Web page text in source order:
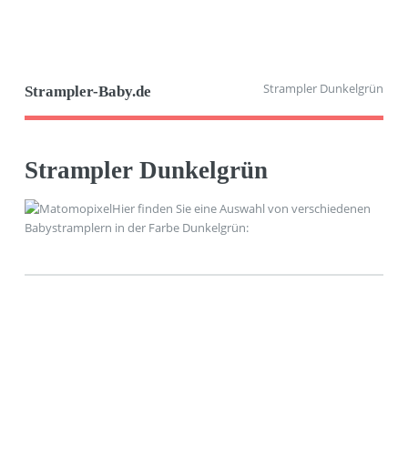
Strampler-Baby.de Strampler Dunkelgrün
Strampler Dunkelgrün
Hier finden Sie eine Auswahl von verschiedenen
Babystramplern in der Farbe Dunkelgrün: